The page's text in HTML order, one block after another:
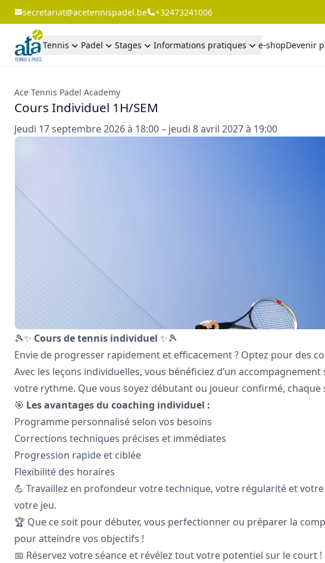
secretariat@acetennispadel.be +32473241006
Tennis Padel Stages Informations pratiques e-shopDevenir
Ace Tennis Padel Academy
Cours Individuel 1H/SEM
Jeudi 17 septembre 2026 à 18:00 – jeudi 8 avril 2027 à 19:00
🎾✨ Cours de tennis individuel ✨🎾
Envie de progresser rapidement et efficacement ? Optez pour des
Avec les leçons individuelles, vous bénéficiez d’un
votre rythme. Que vous soyez débutant ou joueur confirmé,
🎯 Les avantages du coaching individuel :
Programme personnalisé selon vos besoins
Corrections techniques précises et immédiates
Progression rapide et ciblée
Flexibilité des horaires
💪 Travaillez en profondeur votre technique, votre régularité et
votre jeu.
🏆 Que ce soit pour débuter, vous perfectionner ou préparer la
pour atteindre vos objectifs !
📅 Réservez votre séance et révélez tout votre potentiel sur le court !